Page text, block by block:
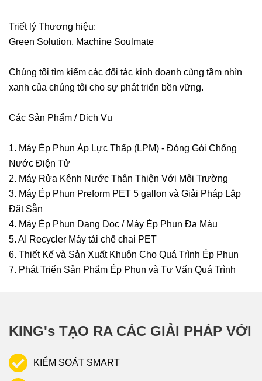
Triết lý Thương hiệu:
Green Solution, Machine Soulmate
Chúng tôi tìm kiếm các đối tác kinh doanh cùng tầm nhìn
xanh của chúng tôi cho sự phát triển bền vững.
Các Sản Phẩm / Dịch Vụ
1. Máy Ép Phun Áp Lực Thấp (LPM) - Đóng Gói Chống
Nước Điện Tử
2. Máy Rửa Kênh Nước Thân Thiện Với Môi Trường
3. Máy Ép Phun Preform PET 5 gallon và Giải Pháp Lắp
Đặt Sẵn
4. Máy Ép Phun Dạng Dọc / Máy Ép Phun Đa Màu
5. AI Recycler Máy tái chế chai PET
6. Thiết Kế và Sản Xuất Khuôn Cho Quá Trình Ép Phun
7. Phát Triển Sản Phẩm Ép Phun và Tư Vấn Quá Trình
KING's TẠO RA CÁC GIẢI PHÁP VỚI
KIỂM SOÁT SMART